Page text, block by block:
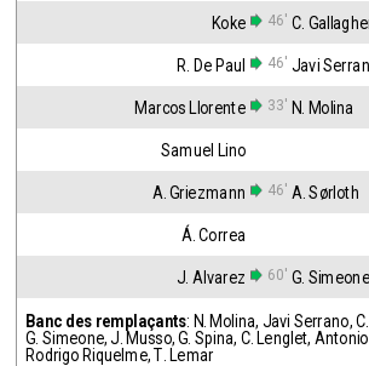
Koke 46' C.
R. De Paul 46' Javi
Marcos Llorente 33' N. Molina
Samuel Lino
A. Griezmann 46' A. Sørloth
Á. Correa
J. Alvarez 60' G. Simeone
Banc des remplaçants: N. Molina, Javi Serrano,
G. Simeone,J. Musso,G. Spina, C. Lenglet,
Rodrigo Riquelme,T. Lemar